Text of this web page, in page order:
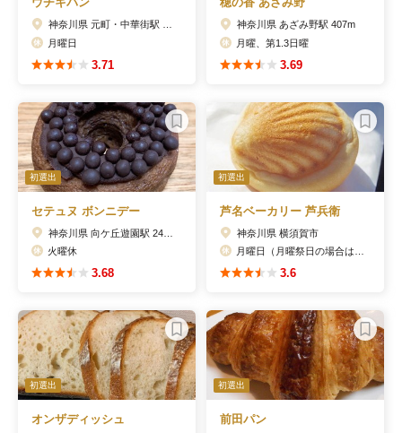
月曜日
3.71
神奈川県 あざみ野駅 407m
月曜、第1.3日曜
3.69
初選出
セテュヌ ボンニデー
火曜休
3.68
初選出
芦名ベーカリー 芦兵衛
神奈川県 横須賀市
3.6
初選出
オンザディッシュ
初選出
前田パン